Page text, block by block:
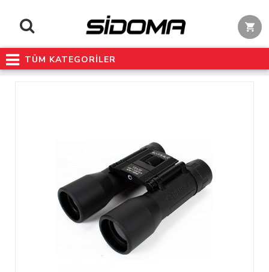
TÜM KATEGORİLER